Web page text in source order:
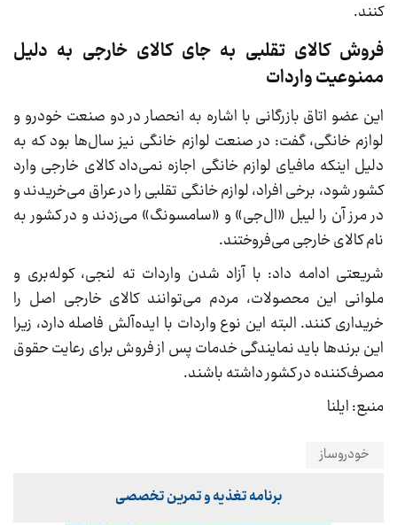
کنند.
فروش کالای تقلبی به جای کالای خارجی به دلیل
ممنوعیت واردات
این عضو اتاق بازرگانی با اشاره به انحصار در دو صنعت خودرو و
لوازم خانگی، گفت: در صنعت لوازم خانگی نیز سال‌ها بود که به
دلیل اینکه مافیای لوازم خانگی اجازه نمی‌داد کالای خارجی وارد
کشور شود، برخی افراد، لوازم خانگی تقلبی را در عراق می‌خریدند و
در مرز آن را لیبل «ال‌جی» و «سامسونگ» می‌زدند و در کشور به
نام کالای خارجی می‌فروختند.
شریعتی ادامه داد: با آزاد شدن واردات ته لنجی، کوله‌بری و
ملوانی این محصولات، مردم می‌توانند کالای خارجی اصل را
خریداری کنند. البته این نوع واردات با ایده‌آلش فاصله دارد، زیرا
این برند‌ها باید نمایندگی خدمات پس از فروش برای رعایت حقوق
مصرف‌کننده در کشور داشته باشند.
منبع: ایلنا
خودروساز
برنامه تغذیه و تمرین تخصصی